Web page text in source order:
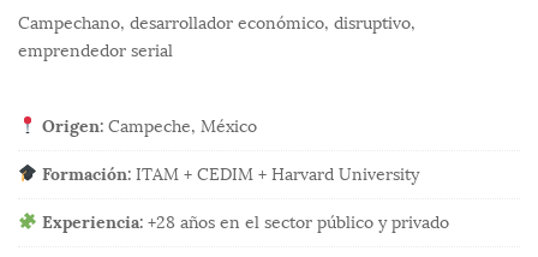
Campechano, desarrollador económico, disruptivo,
emprendedor serial
Origen:Campeche, México
Formación:ITAM + CEDIM + Harvard University
Experiencia:+28 años en el sector público y privado